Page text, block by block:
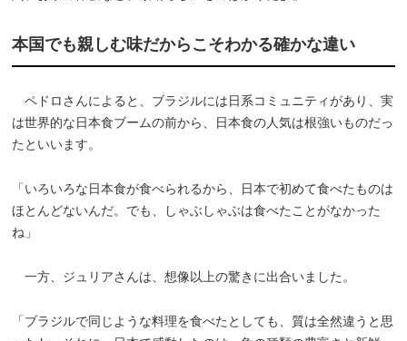
本国でも親しむ味だからこそわかる確かな違い
ペドロさんによると、ブラジルには日系コミュニティがあり、実
は世界的な日本食ブームの前から、日本食の人気は根強いものだっ
たといいます。
「いろいろな日本食が食べられるから、日本で初めて食べたものは
ほとんどないんだ。でも、しゃぶしゃぶは食べたことがなかった
ね」
一方、ジュリアさんは、想像以上の驚きに出合いました。
「ブラジルで同じような料理を食べたとしても、質は全然違うと思